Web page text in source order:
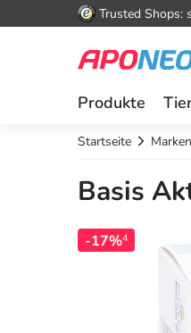
Trusted Shops:
Produkte
Startseite
Basis
-17%4